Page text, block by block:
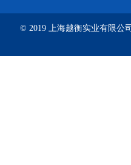
© 2019 上海越衡实业有限公